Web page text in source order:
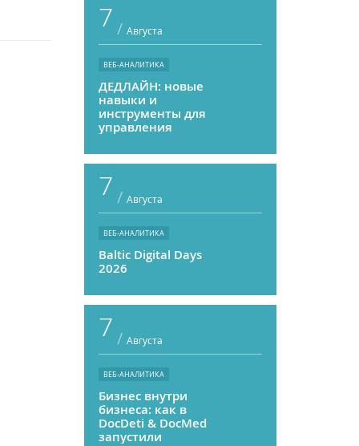
7 / Августа
ВЕБ-АНАЛИТИКА
ДЕДЛАЙН: новые
навыки и
инструменты для
управления
7 / Августа
ВЕБ-АНАЛИТИКА
Baltic Digital Days
2026
7 / Августа
ВЕБ-АНАЛИТИКА
Бизнес внутри
бизнеса: как в
DocDeti & DocMed
запустили